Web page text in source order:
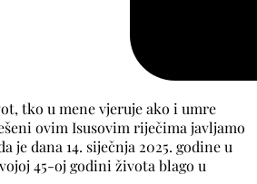
tko u mene vjeruje ako i umre
ovim Isusovim riječima javljamo
dana 14. siječnja 2025. godine u
45-oj godini života blago u